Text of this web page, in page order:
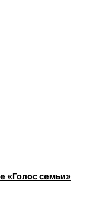
«Голос семьи»